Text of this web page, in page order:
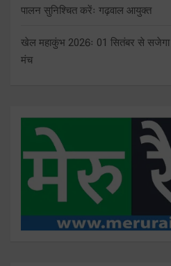
पालन सुनिश्चित करेंः गढ़वाल आयुक्त
खेल महाकुंभ 2026ः 01 सितंबर से सजेगा
मंच